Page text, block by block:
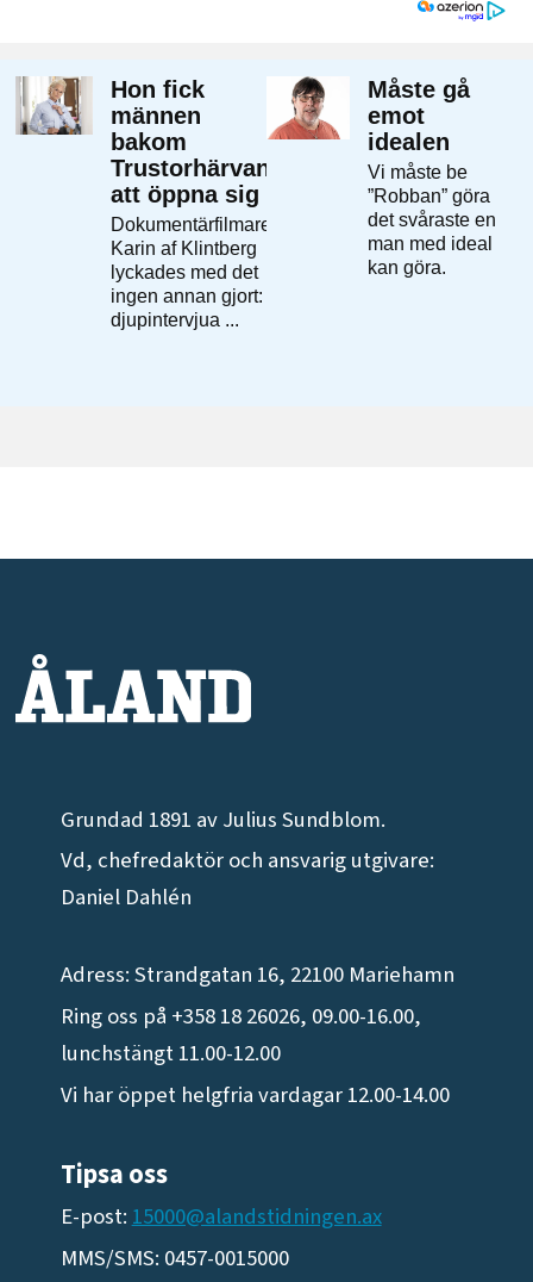
Grundad 1891 av Julius Sundblom.
Vd, chefredaktör och ansvarig utgivare:
Daniel Dahlén
Adress: Strandgatan 16, 22100 Mariehamn
Ring oss på +358 18 26026, 09.00-16.00,
lunchstängt 11.00-12.00
Vi har öppet helgfria vardagar 12.00-14.00
Tipsa oss
E-post: 15000@alandstidningen.ax
MMS/SMS: 0457-0015000